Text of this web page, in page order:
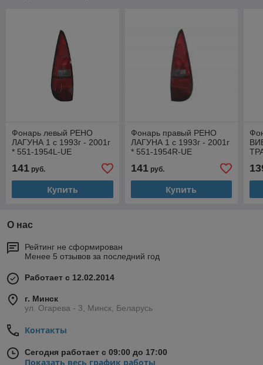
Фонарь левый РЕНО
ЛАГУНА 1 с 1993г - 2001г
* 551-1954L-UE
141 руб.
Купить
Фонарь правый РЕНО
ЛАГУНА 1 с 1993г - 2001г
* 551-1954R-UE
141руб.
Купить
О нас
Рейтинг не сформирован
Менее 5 отзывов за последний год
Работает с 12.02.2014
г. Минск
ул. Огарева - 3, Минск, Беларусь
Контакты
Сегодня работает с 09:00 до 17:00
Показать весь график работы